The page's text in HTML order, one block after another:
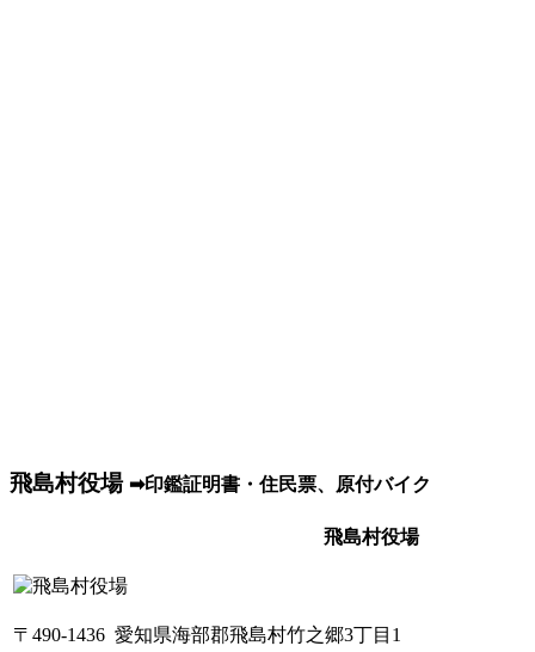
飛島村役場 ➡印鑑証明書・住民票、原付バイク
飛島村役場
〒490-1436 愛知県海部郡飛島村竹之郷3丁目1